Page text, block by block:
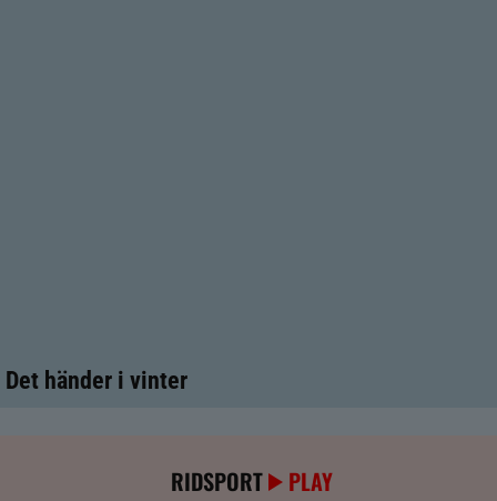
Det händer i vinter
RIDSPORT PLAY